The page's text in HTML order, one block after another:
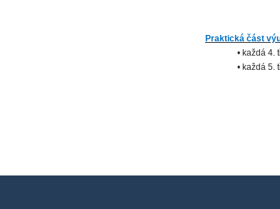
Praktická část
• každá 4.
• každá 5.